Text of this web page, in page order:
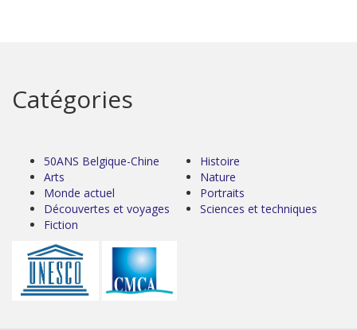
Catégories
50ANS Belgique-Chine
Arts
Monde actuel
Découvertes et voyages
Fiction
Histoire
Nature
Portraits
Sciences et techniques